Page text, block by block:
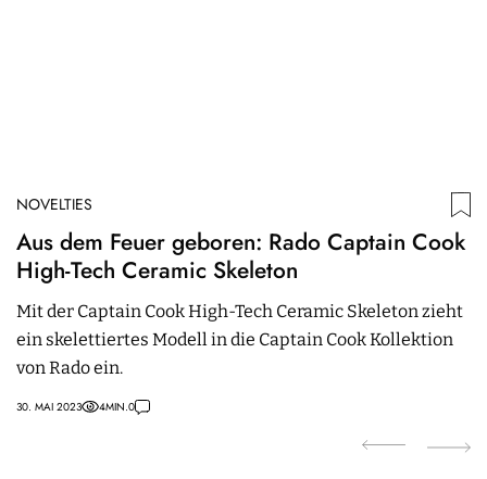
NOVELTIES
Aus dem Feuer geboren: Rado Captain Cook
High-Tech Ceramic Skeleton
Mit der Captain Cook High-Tech Ceramic Skeleton zieht
ein skelettiertes Modell in die Captain Cook Kollektion
von Rado ein.
30. MAI 2023 4MIN.0